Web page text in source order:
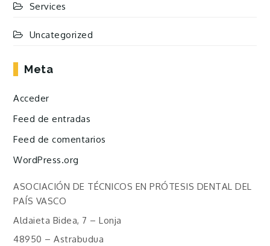
Services
Uncategorized
Meta
Acceder
Feed de entradas
Feed de comentarios
WordPress.org
ASOCIACIÓN DE TÉCNICOS EN PRÓTESIS DENTAL DEL
PAÍS VASCO
Aldaieta Bidea, 7 – Lonja
48950 – Astrabudua